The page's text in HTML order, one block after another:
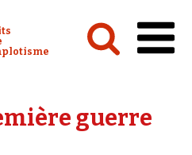
Watch :
guerre